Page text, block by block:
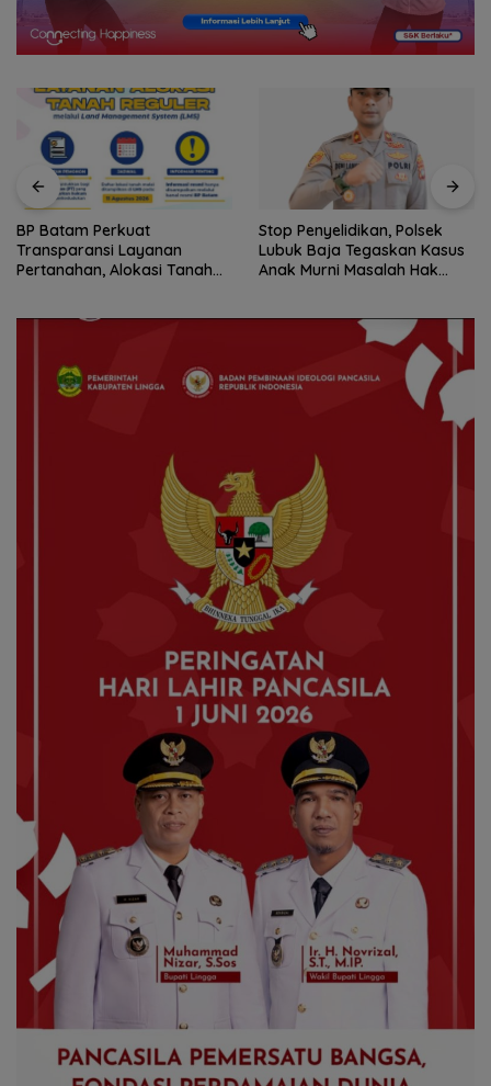
Stop Penyelidikan, Polsek
Lubuk Baja Tegaskan Kasus
Anak Murni Masalah Hak
Pemko Batam Petakan
Kebutuhan Guru untuk
Pemerataan Tenaga Pendidik